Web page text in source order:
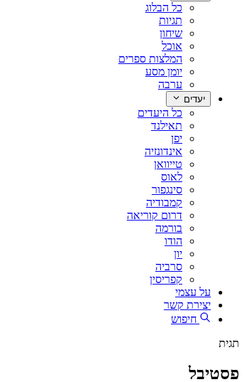
כל הבלוג
תגיות
שיחון
אוכל
המלצות ספרים
יומן מסע
ערבה
יעדים
כל היעדים
תאילנד
יפן
אינדונזיה
טייוואן
לאוס
סינגפור
קמבודיה
דרום קוריאה
בורמה
הודו
יון
סרביה
קפריסין
על עצמי
יצירת קשר
חיפוש
תגית
פסטיבל